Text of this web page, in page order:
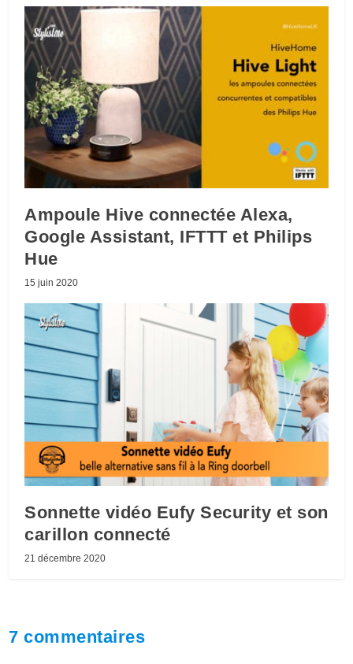
Ampoule Hive connectée Alexa,
Google Assistant, IFTTT et Philips
Hue
15 juin 2020
Sonnette vidéo Eufy Security et son
carillon connecté
21 décembre 2020
7 commentaires